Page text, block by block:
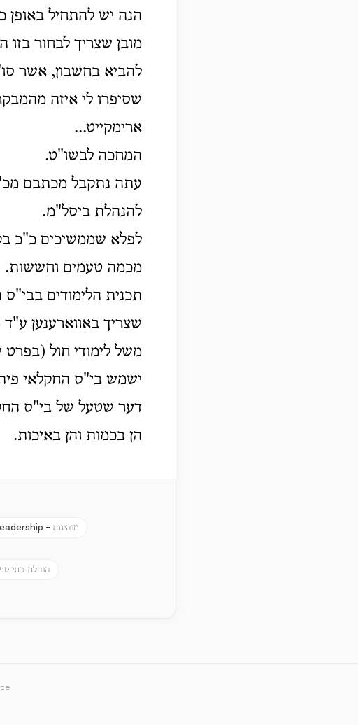
הנה יש להתחיל באופן
מובן שצריך לבחור
להביא בחשבון, אשר
שסיפרו לי איזה
ארימקייט...
המחכה לבשו"ט.
עתה נתקבל מכתבם
להנהלת ביסל"מ.
לפלא שממשיכים כ"כ
מכמה טעמים וחששות.
תכנית הלימודים
שצריך באווארענען
משל לימודי חול
ישמש בי"ס החקלאי
דער שטעל של בי"ס
הן בכמות והן באיכות.
- מנהיגות
הנהלת בתי